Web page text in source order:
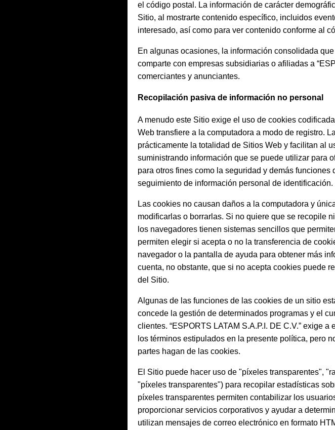
el código postal. La información de carácter
Sitio, al mostrarte contenido específico, incluidos
interesado, así como para ver contenido conforme al
En algunas ocasiones, la información consolidada
comparte con empresas subsidiarias o afiliadas a
comerciantes y anunciantes.
Recopilación pasiva de información no personal
A menudo este Sitio exige el uso de cookies
Web transfiere a la computadora a modo de registro.
prácticamente la totalidad de Sitios Web y facilitan al
suministrando información que se puede utilizar para
para otros fines como la seguridad y demás
seguimiento de información personal de identificación.
Las cookies no causan daños a la computadora y
modificarlas o borrarlas. Si no quiere que se recopile
los navegadores tienen sistemas sencillos que
permiten elegir si acepta o no la transferencia de
navegador o la pantalla de ayuda para obtener más
cuenta, no obstante, que si no acepta cookies puede
del Sitio.
Algunas de las funciones de las cookies de un sitio
concede la gestión de determinados programas y el
clientes. “ESPORTS LATAM S.A.P.I. DE C.V.” exige
los términos estipulados en la presente política, pero
partes hagan de las cookies.
El Sitio puede hacer uso de "píxeles transparentes",
"píxeles transparentes") para recopilar estadísticas
píxeles transparentes permiten contabilizar los
proporcionar servicios corporativos y ayudar a
utilizan mensajes de correo electrónico en formato